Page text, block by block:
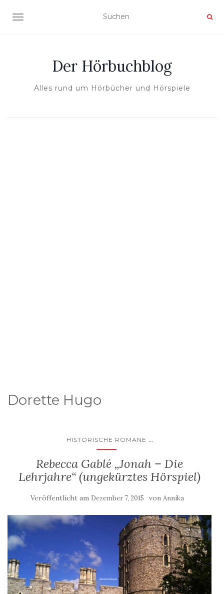
NAVIGATION UMSCHALTEN
Der Hörbuchblog
Alles rund um Hörbücher und Hörspiele
Dorette Hugo
HISTORISCHE ROMANE ...
Rebecca Gablé „Jonah – Die
Lehrjahre“ (ungekürztes Hörspiel)
Veröffentlicht am Dezember 7, 2015 von Annika